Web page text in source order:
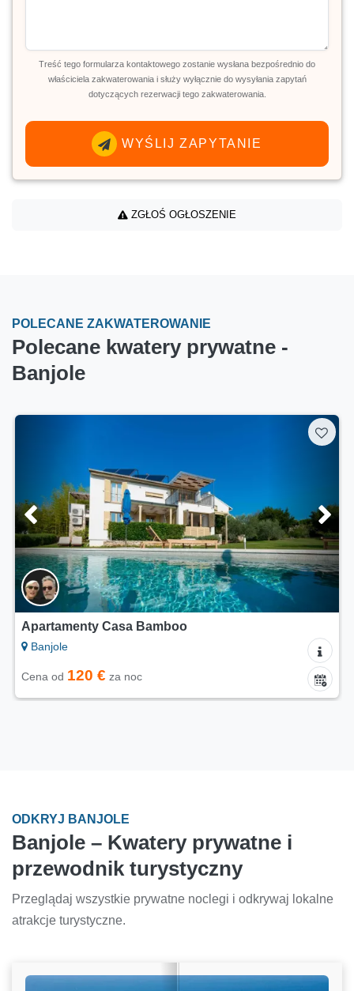
Treść tego formularza kontaktowego zostanie wysłana bezpośrednio do
właściciela zakwaterowania i służy wyłącznie do wysyłania zapytań
dotyczących rezerwacji tego zakwaterowania.
WYŚLIJ ZAPYTANIE
ZGŁOŚ OGŁOSZENIE
POLECANE ZAKWATEROWANIE
Polecane kwatery prywatne -
Banjole
Apartamenty Casa Bamboo
Banjole
Cena od 120 € za noc
ODKRYJ BANJOLE
Banjole – Kwatery prywatne i
przewodnik turystyczny
Przeglądaj wszystkie prywatne noclegi i odkrywaj lokalne
atrakcje turystyczne.